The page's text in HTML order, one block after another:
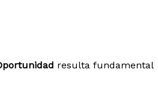
resulta fundamental